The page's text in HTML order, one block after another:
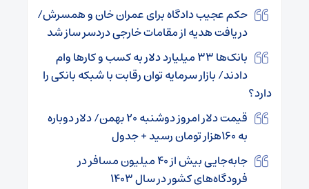
حکم عجیب دادگاه برای عمران خان و همسرش/
دریافت هدیه از مقامات خارجی دردسر ساز شد
بانک‌ها ۳۳ میلیارد دلار به کسب و کارها وام
دادند/ بازار سرمایه توان رقابت با شبکه بانکی را
دارد؟
قیمت دلار امروز دوشنبه ۲۰ بهمن/ دلار دوباره
به ۱۶۰هزار تومان رسید + جدول
جابه‌جایی بیش از ۴۰ میلیون مسافر در
فرودگاه‌های کشور در سال ۱۴۰۳